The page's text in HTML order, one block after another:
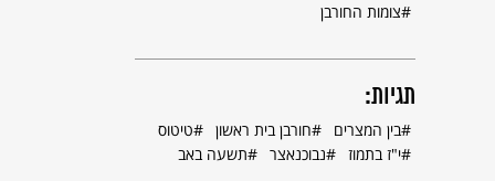
צומות החורבן
תגיות:
בין המצרים חורבן בית ראשון
טיטוס
י"ז בתמוז
נבוכנאצר תשעה באב